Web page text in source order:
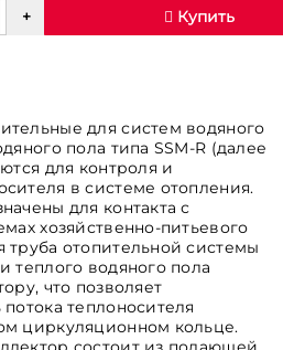
Купить
для систем водяного
пола типа SSM-R (далее
для контроля и
в системе отопления.
для контакта с
хозяйственно-питьевого
отопительной системы
теплого водяного пола
что позволяет
теплоносителя
циркуляционном кольце.